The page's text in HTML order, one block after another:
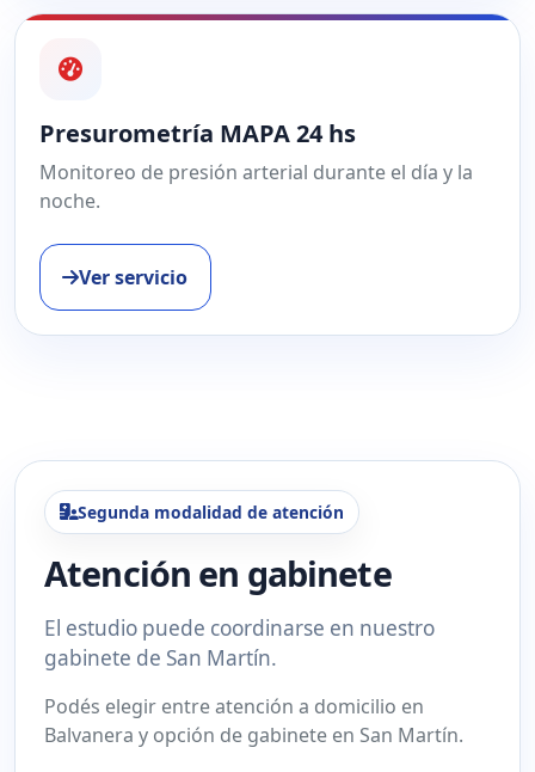
Presurometría MAPA 24 hs
Monitoreo de presión arterial durante el día y la
noche.
Ver servicio
Segunda modalidad de atención
Atención en gabinete
El estudio puede coordinarse en nuestro
gabinete de San Martín.
Podés elegir entre atención a domicilio en
Balvanera y opción de gabinete en San Martín.